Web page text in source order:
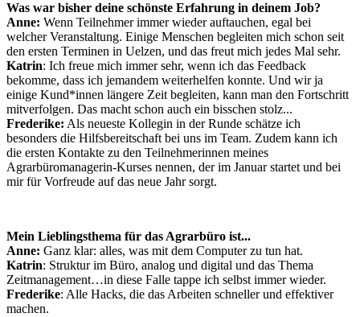
Was war bisher deine schönste Erfahrung in deinem Job?
Anne: Wenn Teilnehmer immer wieder auftauchen, egal bei
welcher Veranstaltung. Einige Menschen begleiten mich schon seit
den ersten Terminen in Uelzen, und das freut mich jedes Mal sehr.
Katrin: Ich freue mich immer sehr, wenn ich das Feedback
bekomme, dass ich jemandem weiterhelfen konnte. Und wir ja
einige Kund*innen längere Zeit begleiten, kann man den Fortschritt
mitverfolgen. Das macht schon auch ein bisschen stolz...
Frederike: Als neueste Kollegin in der Runde schätze ich
besonders die Hilfsbereitschaft bei uns im Team. Zudem kann ich
die ersten Kontakte zu den Teilnehmerinnen meines
Agrarbüromanagerin-Kurses nennen, der im Januar startet und bei
mir für Vorfreude auf das neue Jahr sorgt.
Mein Lieblingsthema für das Agrarbüro ist...
Anne: Ganz klar: alles, was mit dem Computer zu tun hat.
Katrin: Struktur im Büro, analog und digital und das Thema
Zeitmanagement…in diese Falle tappe ich selbst immer wieder.
Frederike: Alle Hacks, die das Arbeiten schneller und effektiver
machen.